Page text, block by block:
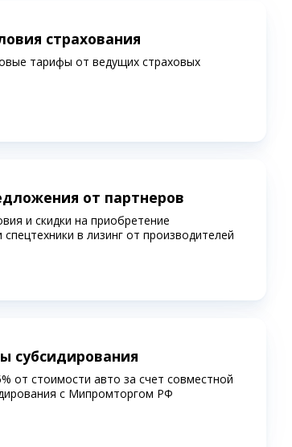
страхования
тарифы от ведущих страховых
от партнеров
и скидки на приобретение
в лизинг от производителей
субсидирования
от стоимости авто за счет совместной
c Мипромторгом РФ